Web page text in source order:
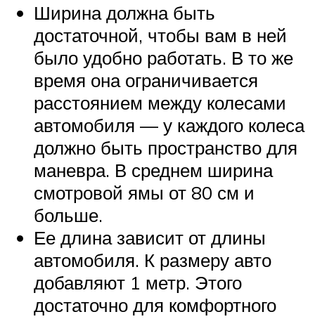
Ширина должна быть
достаточной, чтобы вам в ней
было удобно работать. В то же
время она ограничивается
расстоянием между колесами
автомобиля — у каждого колеса
должно быть пространство для
маневра. В среднем ширина
смотровой ямы от 80 см и
больше.
Ее длина зависит от длины
автомобиля. К размеру авто
добавляют 1 метр. Этого
достаточно для комфортного